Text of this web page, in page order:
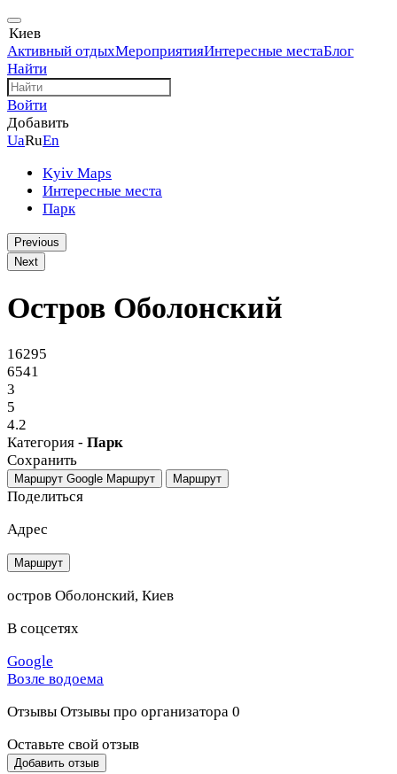
Киев
Активный отдыхМероприятияИнтересные местаБлог
Найти
Войти
Добавить
UaRuEn
Kyiv Maps
Интересные места
Парк
Previous
Next
Остров Оболонский
16295
6541
3
5
4.2
Категория - Парк
Сохранить
Маршрут Google Маршрут Маршрут
Поделиться
Адрес
Маршрут
остров Оболонский, Киев
В соцсетях
Google
Возле водоема
Отзывы Отзывы про организатора 0
Оставьте свой отзыв
Добавить отзыв